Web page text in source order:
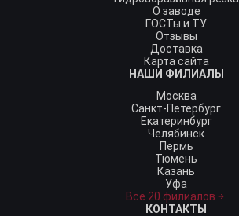
О заводе
ГОСТы и ТУ
Отзывы
Доставка
Карта сайта
НАШИ ФИЛИАЛЫ
Москва
Санкт-Петербург
Екатеринбург
Челябинск
Пермь
Тюмень
Казань
Уфа
Все 20 филиалов
КОНТАКТЫ